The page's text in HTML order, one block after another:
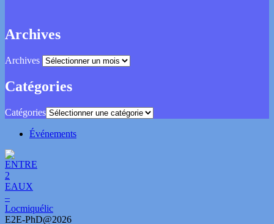
Archives
Archives
Catégories
Catégories
Événements
E2E-PhD@2026